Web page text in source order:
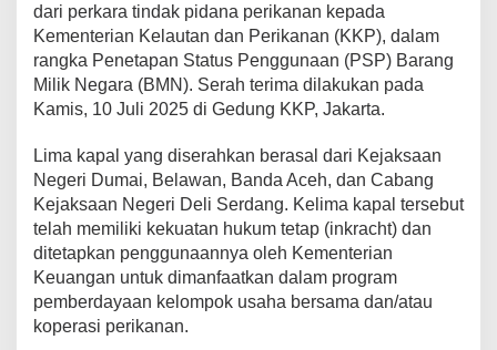
dari perkara tindak pidana perikanan kepada
Kementerian Kelautan dan Perikanan (KKP), dalam
rangka Penetapan Status Penggunaan (PSP) Barang
Milik Negara (BMN). Serah terima dilakukan pada
Kamis, 10 Juli 2025 di Gedung KKP, Jakarta.
Lima kapal yang diserahkan berasal dari Kejaksaan
Negeri Dumai, Belawan, Banda Aceh, dan Cabang
Kejaksaan Negeri Deli Serdang. Kelima kapal tersebut
telah memiliki kekuatan hukum tetap (inkracht) dan
ditetapkan penggunaannya oleh Kementerian
Keuangan untuk dimanfaatkan dalam program
pemberdayaan kelompok usaha bersama dan/atau
koperasi perikanan.